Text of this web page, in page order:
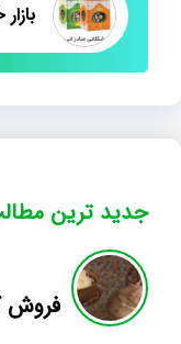
جدید ترین